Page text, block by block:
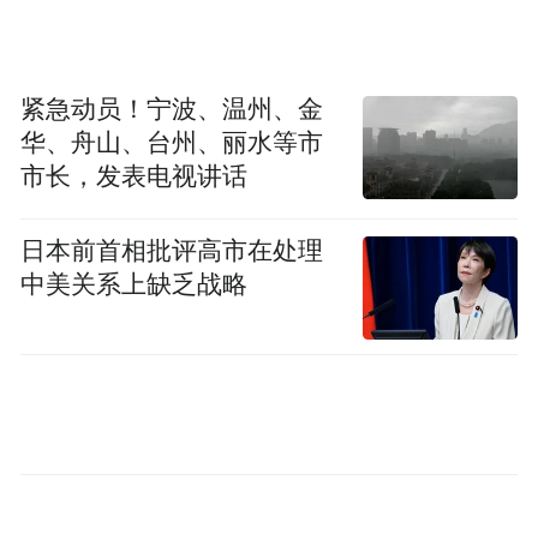
紧急动员！宁波、温州、金
华、舟山、台州、丽水等市
市长，发表电视讲话
日本前首相批评高市在处理
中美关系上缺乏战略